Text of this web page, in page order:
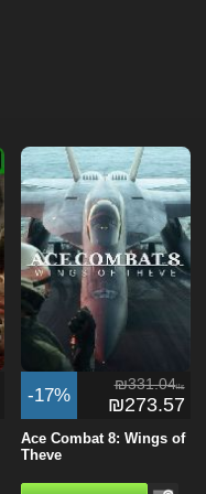
-17% ₪331.04ils
₪273.57
Ace Combat 8: Wings of
Theve